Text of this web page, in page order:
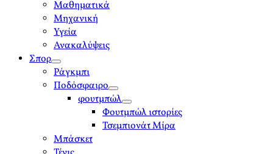
Μαθηματικά
Μηχανική
Υγεία
Ανακαλύψεις
Σπορ
open
menu
Ράγκμπι
Ποδόσφαιρο
open
menu
φουτμπώλ
open
menu
Φουτμπώλ ιστορίες
Τσεμπιονάτ Μίρα
Μπάσκετ